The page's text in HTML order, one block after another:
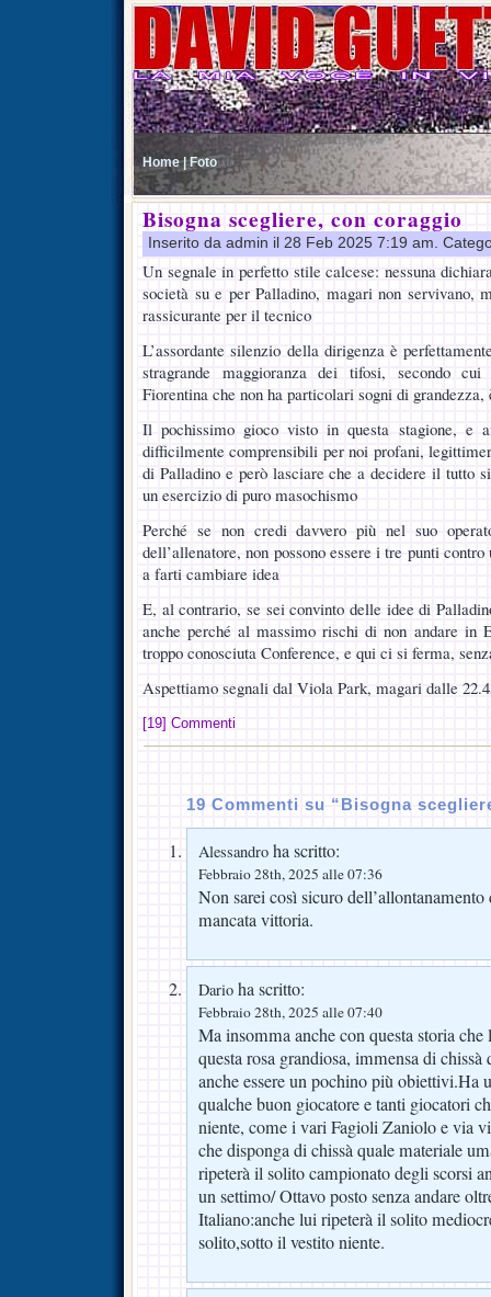
Home | Foto
Bisogna scegliere, con coraggio
Inserito da admin il 28 Feb 2025 7:19 am.
Un segnale in perfetto stile calcese: nessuna
società su e per Palladino, magari non servivano,
rassicurante per il tecnico
L’assordante silenzio della dirigenza è
stragrande maggioranza dei tifosi, secondo
Fiorentina che non ha particolari sogni di
Il pochissimo gioco visto in questa stagione, e
difficilmente comprensibili per noi profani,
di Palladino e però lasciare che a decidere il tutto
un esercizio di puro masochismo
Perché se non credi davvero più nel suo
dell’allenatore, non possono essere i tre punti
a farti cambiare idea
E, al contrario, se sei convinto delle idee di
anche perché al massimo rischi di non andare in
troppo conosciuta Conference, e qui ci si ferma,
Aspettiamo segnali dal Viola Park, magari dalle
[19] Commenti
19 Commenti su “Bisogna
Alessandro ha scritto:
Febbraio 28th, 2025 alle 07:36
Non sarei così sicuro
mancata vittoria.
Dario ha scritto:
Febbraio 28th, 2025 alle 07:40
Ma insomma anche con questa storia
questa rosa grandiosa, immensa di
anche essere un pochino più obiettivi.Ha
qualche buon giocatore e tanti giocatori
niente, come i vari Fagioli Zaniolo e via
che disponga di chissà quale materiale
ripeterà il solito campionato degli scorsi
un settimo/ Ottavo posto senza andare
Italiano:anche lui ripeterà il solito
solito,sotto il vestito niente.